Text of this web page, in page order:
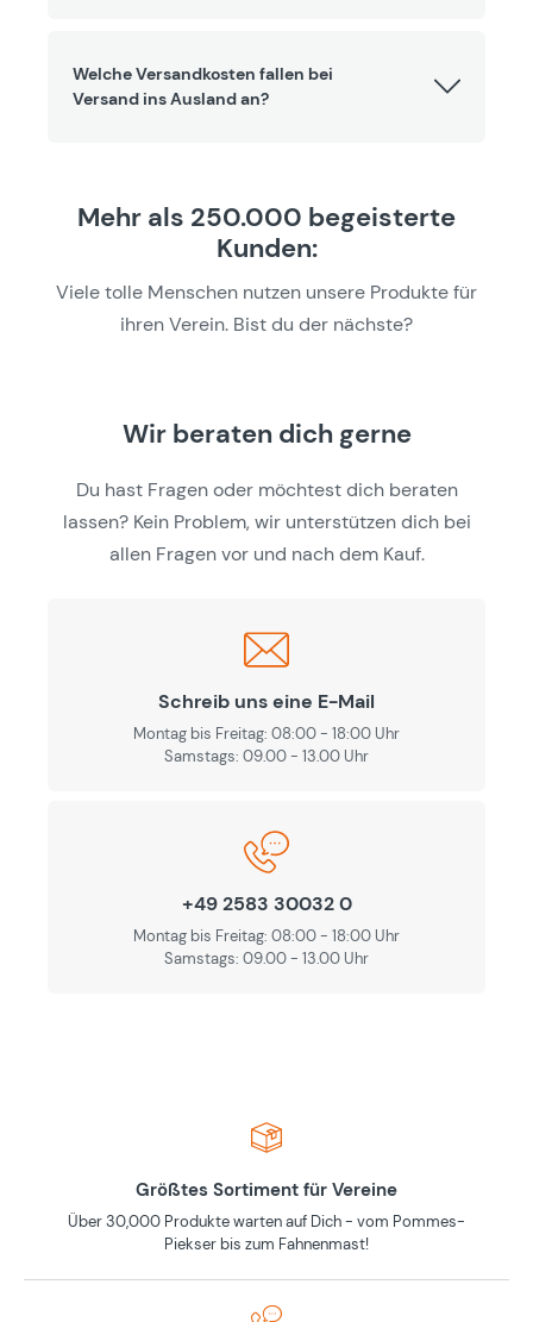
Welche Versandkosten fallen bei
Versand ins Ausland an?
Mehr als 250.000 begeisterte
Kunden:
Viele tolle Menschen nutzen unsere Produkte für
ihren Verein. Bist du der nächste?
Wir beraten dich gerne
Du hast Fragen oder möchtest dich beraten
lassen? Kein Problem, wir unterstützen dich bei
allen Fragen vor und nach dem Kauf.
Schreib uns eine E-Mail
Montag bis Freitag: 08:00 - 18:00 Uhr
Samstags: 09.00 - 13.00 Uhr
+49 2583 30032 0
Montag bis Freitag: 08:00 - 18:00 Uhr
Samstags: 09.00 - 13.00 Uhr
Größtes Sortiment für Vereine
Über 30,000 Produkte warten auf Dich - vom Pommes-
Piekser bis zum Fahnenmast!